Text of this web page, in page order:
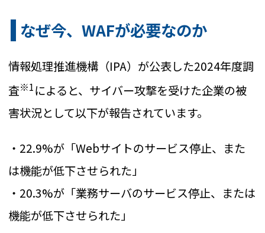
なぜ今、WAFが必要なのか
情報処理推進機構（IPA）が公表した2024年度調
査※1によると、サイバー攻撃を受けた企業の被
害状況として以下が報告されています。
・22.9%が「Webサイトのサービス停止、また
は機能が低下させられた」
・20.3%が「業務サーバのサービス停止、または
機能が低下させられた」